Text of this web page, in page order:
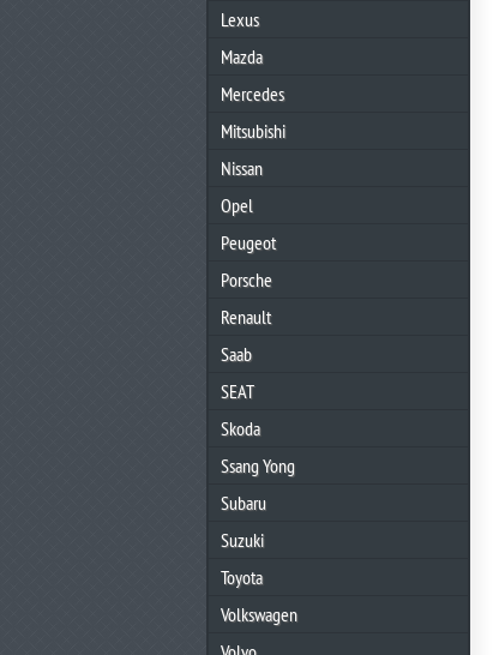
Lexus
Mazda
Mercedes
Mitsubishi
Nissan
Opel
Peugeot
Porsche
Renault
Saab
SEAT
Skoda
Ssang Yong
Subaru
Suzuki
Toyota
Volkswagen